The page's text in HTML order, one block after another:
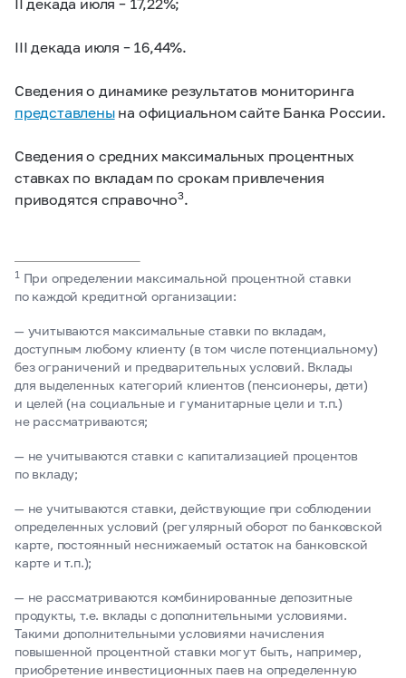
III декада июля – 16,44%.
Сведения о динамике результатов мониторинга
представленына официальном сайте Банка России.
Сведения о средних максимальных процентных
ставках по вкладам по срокам привлечения
приводятся справочно3.
1При определении максимальной процентной ставки
по каждой кредитной организации:
— учитываются максимальные ставки по вкладам,
доступным любому клиенту (в том числе потенциальному)
без ограничений и предварительных условий. Вклады
для выделенных категорий клиентов (пенсионеры, дети)
и целей (на социальные и гуманитарные цели и т.п.)
не рассматриваются;
— не учитываются ставки с капитализацией процентов
по вкладу;
— не учитываются ставки, действующие при соблюдении
определенных условий (регулярный оборот по банковской
карте, постоянный неснижаемый остаток на банковской
карте и т.п.);
— не рассматриваются комбинированные депозитные
продукты, т.е. вклады с дополнительными условиями.
Такими дополнительными условиями начисления
повышенной процентной ставки могут быть, например,
приобретение инвестиционных паев на определенную